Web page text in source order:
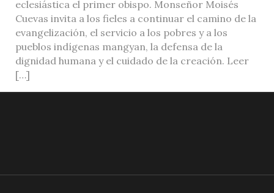
eclesiástica el primer obispo. Monseñor Moisés
Cuevas invita a los fieles a continuar el camino de la
evangelización, el servicio a los pobres y a los
pueblos indígenas mangyan, la defensa de la
dignidad humana y el cuidado de la creación. Leer
[…]